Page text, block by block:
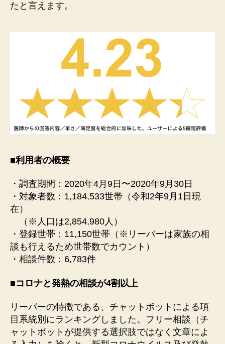
たと言えます。
■利用者の概要
・調査期間：2020年4月9日〜2020年9月30日
・対象者数：1,184,533世帯（令和2年9月1日現
在）
（※人口は2,854,980人）
・登録世帯：11,150世帯（※リーバーは家族の相
談も行えるため世帯数でカウント）
・相談件数：6,783件
■コロナと発熱の相談が4割以上
リーバーの特徴である、チャットボットによる項
目系統別にランキングしました。フリー相談（チ
ャットボットが提供する選択肢ではなく文章によ